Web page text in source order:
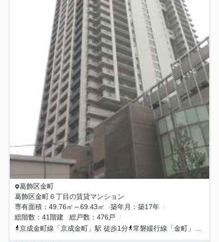
葛飾区金町
葛飾区金町６丁目の賃貸マンション
専有面積
49.76㎡～69.43㎡ 築年月
築17年
総階数
41階建 総戸数
476戸
京成金町線 「京成金町 」駅 徒歩1分 常磐緩行線 「金町 」駅 徒歩2分